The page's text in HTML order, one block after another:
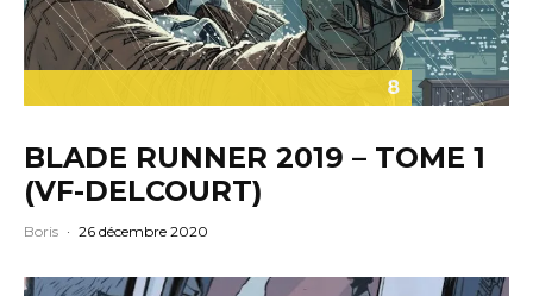
8
BLADE RUNNER 2019 – TOME 1
(VF-DELCOURT)
Boris · 26 décembre 2020